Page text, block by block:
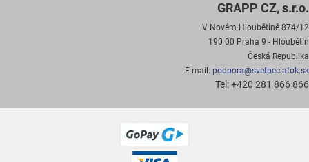
GRAPP CZ, s.r.o.
V Novém Hloubětíně 874/12
190 00 Praha 9 - Hloubětín
Česká Republika
E-mail: podpora@svetpeciatok.sk
Tel: +420 281 866 866